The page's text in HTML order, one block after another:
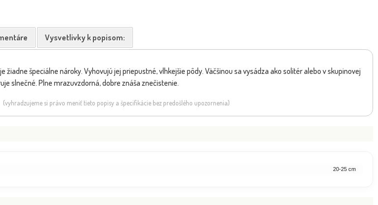
Vysvetlivky k popisom:
žiadne špeciálne nároky. Vyhovujú jej priepustné, vlhkejšie pôdy. Väčšinou sa vysádza ako solitér alebo v skupinovej
slnečné. Plne mrazuvzdorná, dobre znáša znečistenie.
(vyhradzujeme si právo meniť tieto popisy a špecifikácie bez predošlého upozornenia)
20-25 cm